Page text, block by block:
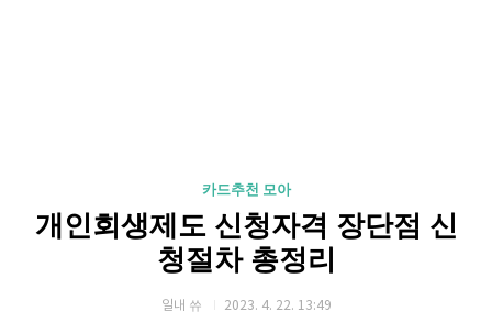
카드추천 모아
개인회생제도 신청자격 장단점 신
청절차 총정리
일내 쓔 2023. 4. 22. 13:49